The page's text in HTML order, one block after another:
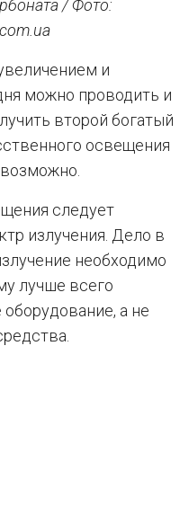
/ Фото:
и
можно проводить и
второй богатый
освещения
следует
излучения. Дело в
необходимо
лучше всего
а не